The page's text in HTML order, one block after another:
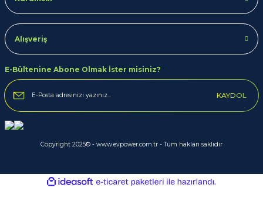
Alışveriş
E-Bültenine Abone Olmak İster misiniz?
KAYDOL
Copyright 2025© - www.evpower.com.tr - Tüm hakları saklıdır
ideasoft
e-